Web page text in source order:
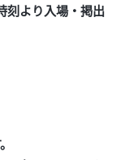
刻より入場・掲出